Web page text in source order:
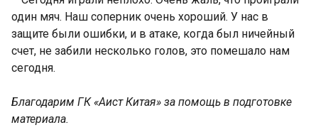
один мяч. Наш соперник очень хороший. У нас в
защите были ошибки, и в атаке, когда был ничейный
счет, не забили несколько голов, это помешало нам
сегодня.
Благодарим ГК «Аист Китая» за помощь в подготовке
материала.